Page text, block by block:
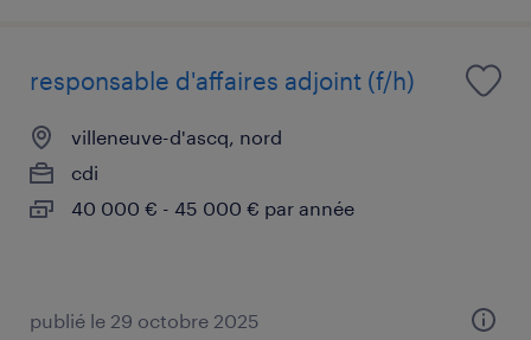
responsable d'affaires adjoint (f/h)
villeneuve-d'ascq, nord
cdi
40 000 € - 45 000 € par année
publié le 29 octobre 2025